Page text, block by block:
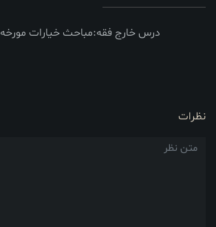
درس خارج فقه:مباحث خیارات مورخه 1398.02.02
نظرات